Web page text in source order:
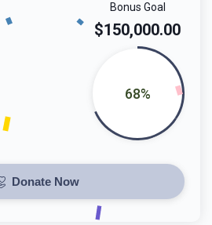
Bonus Goal
$150,000.00
68%
Donate Now